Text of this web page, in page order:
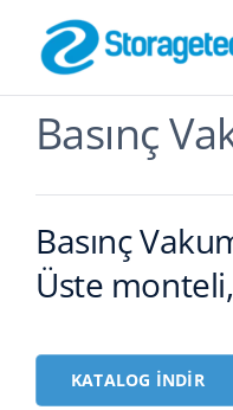
content
Basınç
Basınç
Üste
KATALOG İNDIR